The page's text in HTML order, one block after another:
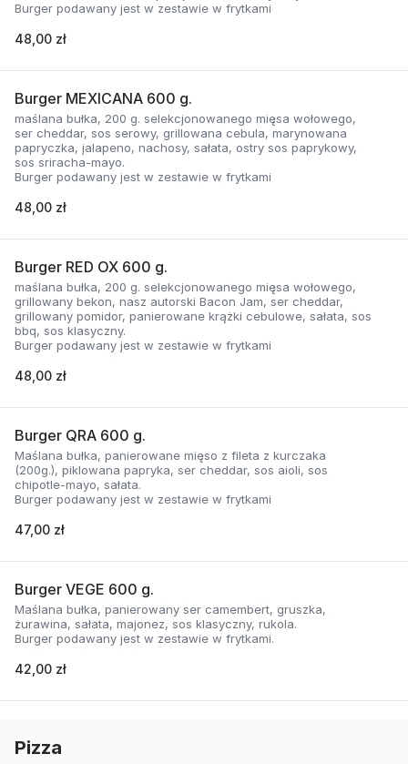
Burger podawany jest w zestawie w frytkami
48,00 zł
Burger MEXICANA 600 g.
maślana bułka, 200 g. selekcjonowanego mięsa wołowego,
ser cheddar, sos serowy, grillowana cebula, marynowana
papryczka, jalapeno, nachosy, sałata, ostry sos paprykowy,
sos sriracha-mayo.
Burger podawany jest w zestawie w frytkami
48,00 zł
Burger RED OX 600 g.
maślana bułka, 200 g. selekcjonowanego mięsa wołowego,
grillowany bekon, nasz autorski Bacon Jam, ser cheddar,
grillowany pomidor, panierowane krążki cebulowe, sałata, sos
bbq, sos klasyczny.
Burger podawany jest w zestawie w frytkami
48,00 zł
Burger QRA 600 g.
Maślana bułka, panierowane mięso z fileta z kurczaka
(200g.), piklowana papryka, ser cheddar, sos aioli, sos
chipotle-mayo, sałata.
Burger podawany jest w zestawie w frytkami
47,00 zł
Burger VEGE 600 g.
Maślana bułka, panierowany ser camembert, gruszka,
żurawina, sałata, majonez, sos klasyczny, rukola.
Burger podawany jest w zestawie w frytkami.
42,00 zł
Pizza